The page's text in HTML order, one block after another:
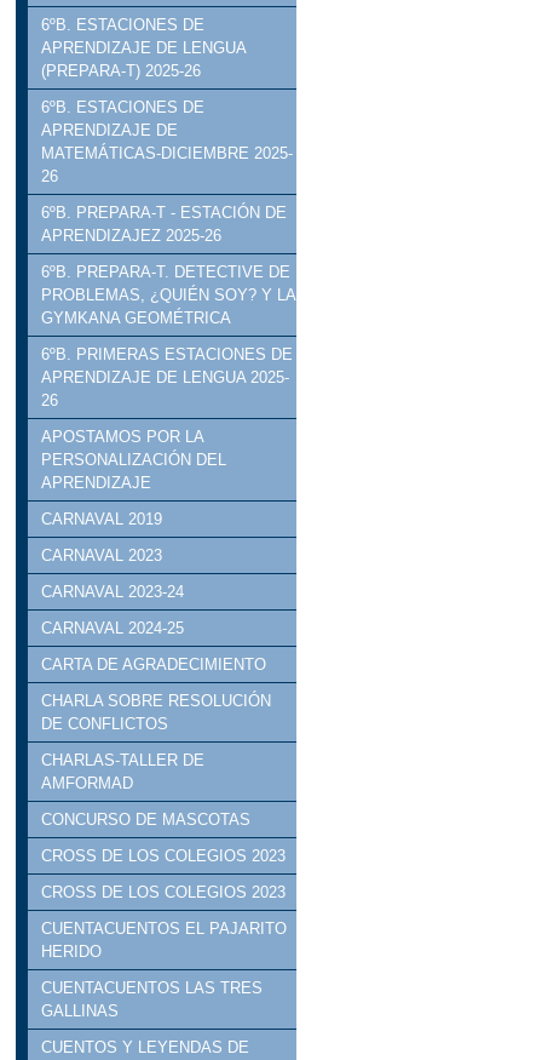
6ºB. ESTACIONES DE
APRENDIZAJE DE LENGUA
(PREPARA-T) 2025-26
6ºB. ESTACIONES DE
APRENDIZAJE DE
MATEMÁTICAS-DICIEMBRE 2025-
26
6ºB. PREPARA-T - ESTACIÓN DE
APRENDIZAJEZ 2025-26
6ºB. PREPARA-T. DETECTIVE DE
PROBLEMAS, ¿QUIÉN SOY? Y LA
GYMKANA GEOMÉTRICA
6ºB. PRIMERAS ESTACIONES DE
APRENDIZAJE DE LENGUA 2025-
26
APOSTAMOS POR LA
PERSONALIZACIÓN DEL
APRENDIZAJE
CARNAVAL 2019
CARNAVAL 2023
CARNAVAL 2023-24
CARNAVAL 2024-25
CARTA DE AGRADECIMIENTO
CHARLA SOBRE RESOLUCIÓN
DE CONFLICTOS
CHARLAS-TALLER DE
AMFORMAD
CONCURSO DE MASCOTAS
CROSS DE LOS COLEGIOS 2023
CROSS DE LOS COLEGIOS 2023
CUENTACUENTOS EL PAJARITO
HERIDO
CUENTACUENTOS LAS TRES
GALLINAS
CUENTOS Y LEYENDAS DE